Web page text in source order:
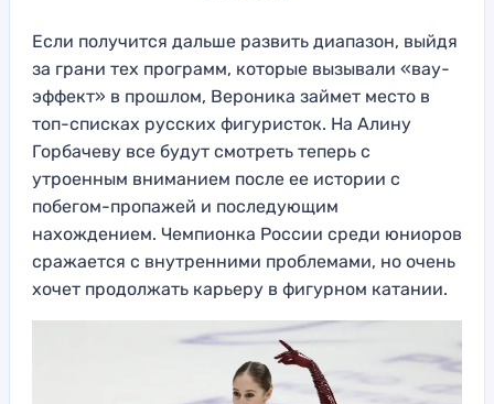
Если получится дальше развить диапазон, выйдя
за грани тех программ, которые вызывали «вау-
эффект» в прошлом, Вероника займет место в
топ-списках русских фигуристок. На Алину
Горбачеву все будут смотреть теперь с
утроенным вниманием после ее истории с
побегом-пропажей и последующим
нахождением. Чемпионка России среди юниоров
сражается с внутренними проблемами, но очень
хочет продолжать карьеру в фигурном катании.